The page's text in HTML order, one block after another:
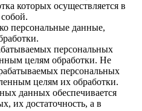
которых осуществляется в
персональные данные,
персональных
целям обработки. Не
персональных
целям их обработки.
данных обеспечивается
их достаточность, а в